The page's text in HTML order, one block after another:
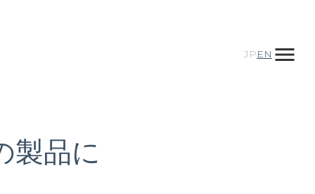
JPEN menu
製品に